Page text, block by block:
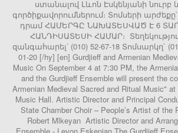
ստանալով Լևոն Էսկենյանի
գործիքավորումներում։ Տոմսերի արժեքը`
դրամ ՀԱՄԵՐԳԸ ՆԱԽԱՏԵՍՎԱԾ Է 6
ՀԱՆԴԻՍԱՏԵՍԻ ՀԱՄԱՐ։
զանգահարել՝ (010) 52-67-18 Տոմսարկղ`
01-20 [/hy] [en] Gurdjieff and Armenian
Music On September 4 at 7:30 PM, the
and the Gurdjieff Ensemble will present the
Armenian Medieval Sacred and Ritual Music"
Music Hall. Artistic Director and Principal
State Chamber Choir – People’s Artist of the
Robert Mlkeyan Artistic Director and